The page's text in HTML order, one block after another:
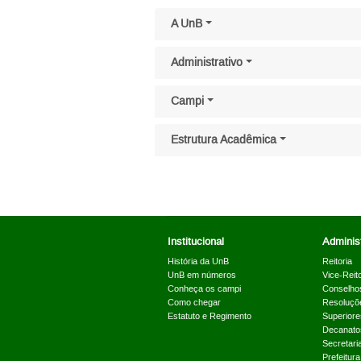
A UnB
Administrativo
Campi
Estrutura Acadêmica
Institucional
História da UnB
UnB em números
Conheça os campi
Como chegar
Estatuto e Regimento
Reitoria
Vice-